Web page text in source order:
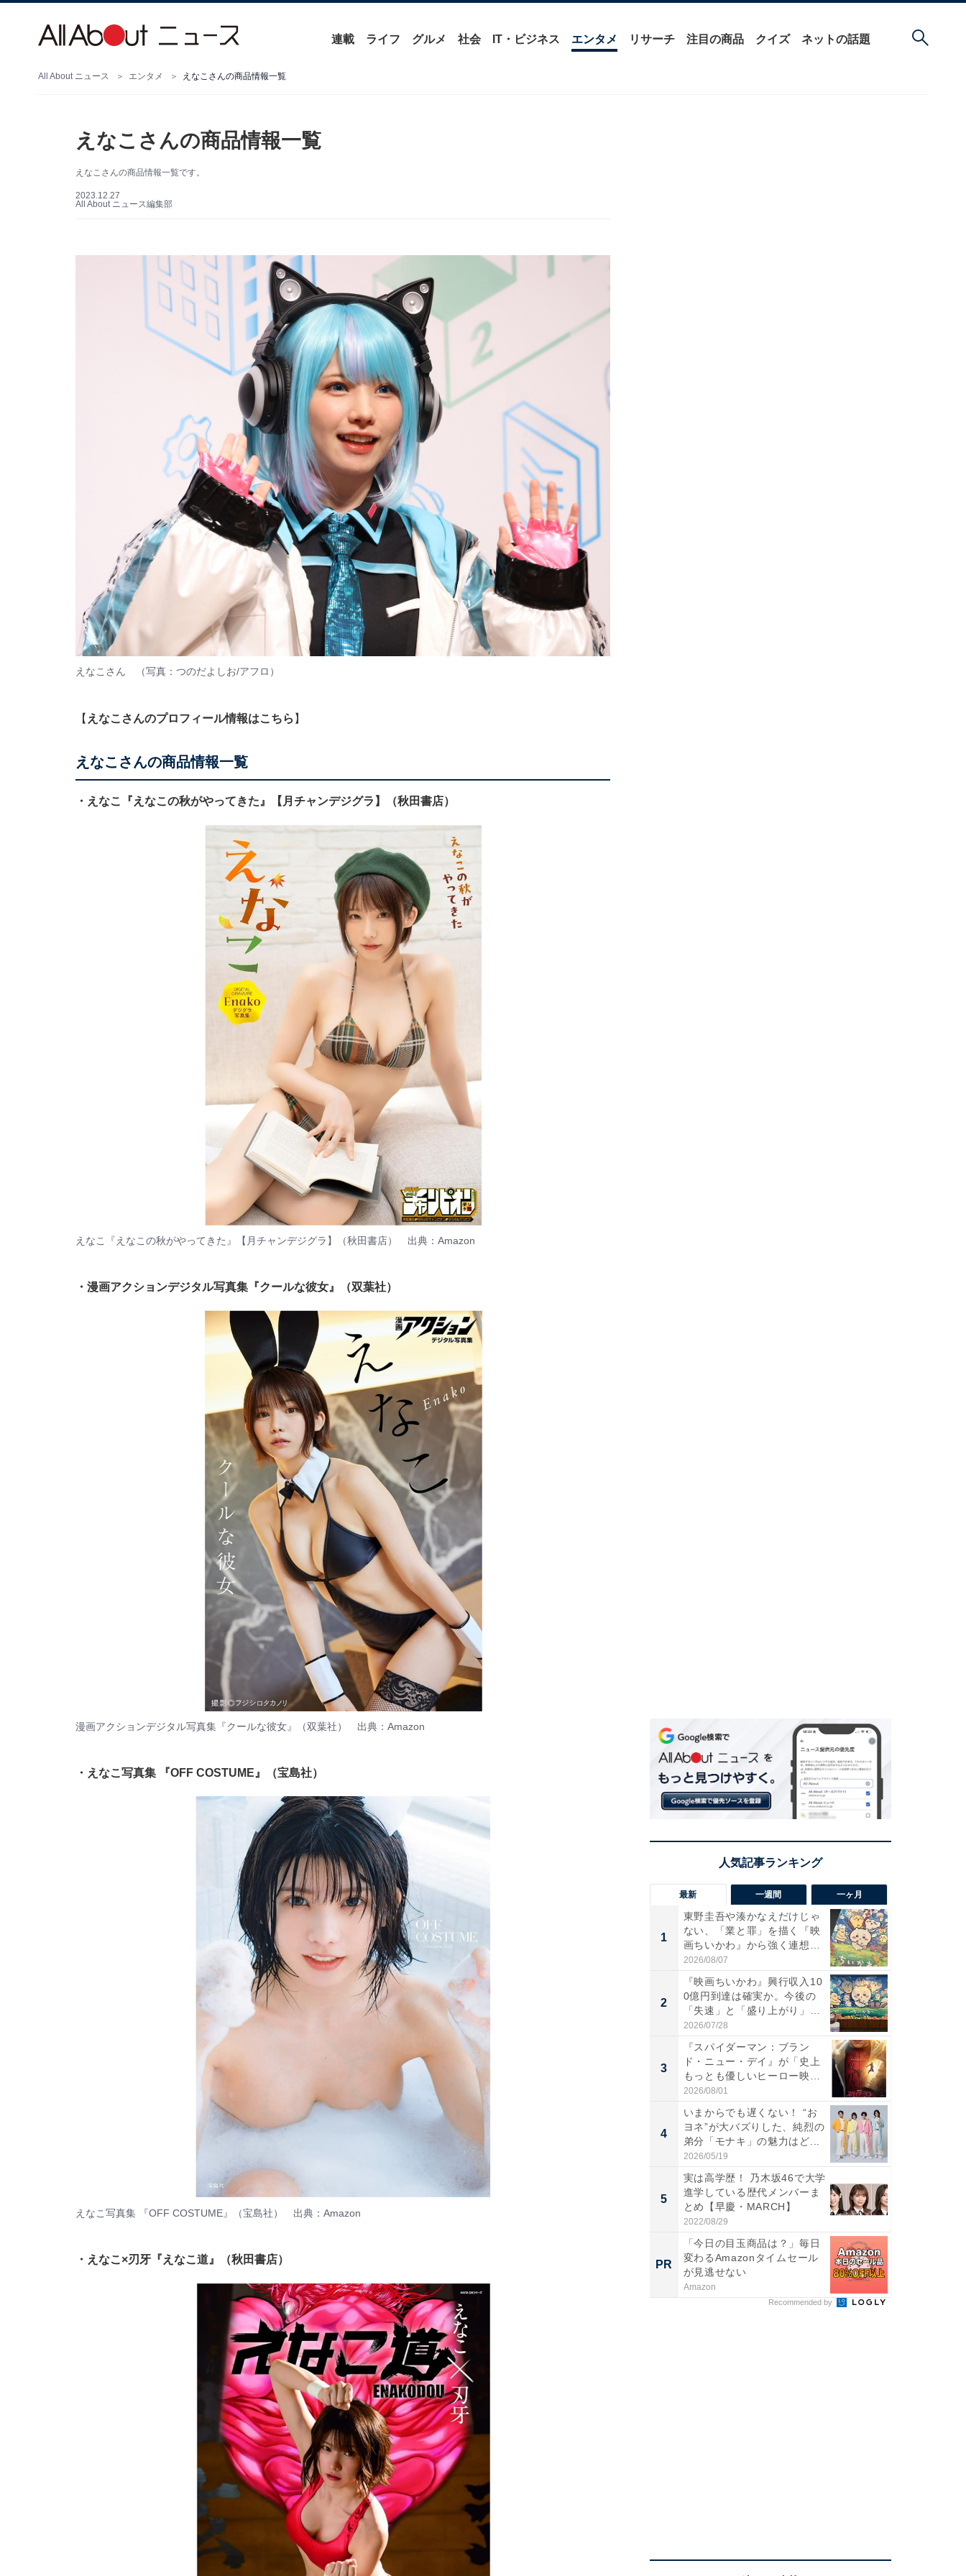
連載 ライフ グルメ 社会 IT・ビジネス エンタメ リサーチ 注目の商品 クイズ ネットの話題
All About ニュース エンタメ えなこさんの商品情報一覧
えなこさんの商品情報一覧
えなこさんの商品情報一覧です。
2023.12.27
All About ニュース編集部
えなこさん （写真：つのだよしお/アフロ）
【 えなこさんのプロフィール情報はこちら 】
えなこさんの商品情報一覧
・えなこ『えなこの秋がやってきた』【月チャンデジグラ】（秋田書店）
えなこ『えなこの秋がやってきた』【月チャンデジグラ】（秋田書店） 出典： Amazon
・漫画アクションデジタル写真集『クールな彼女』（双葉社）
漫画アクションデジタル写真集『クールな彼女』（双葉社） 出典： Amazon
・えなこ写真集 『OFF COSTUME』（宝島社）
えなこ写真集 『OFF COSTUME』（宝島社） 出典： Amazon
・えなこ×刃牙『えなこ道』（秋田書店）
最新 一週間 一ヶ月
1
東野圭吾や湊かなえだけじゃ
ない、「業と罪」を描く『映
画ちいかわ』から強く連想し
た...
2026/08/07
2
『映画ちいかわ』興行収入10
0億円到達は確実か。今後の
「失速」と「盛り上がり」
が...
2026/07/28
3
『スパイダーマン：ブラン
ド・ニュー・デイ』が「史上
もっとも優しいヒーロー映
画」に...
2026/08/01
4
いまからでも遅くない！ “お
ヨネ”が大バズりした、純烈の
弟分「モナキ」の魅力はど...
2026/05/19
5
実は高学歴！ 乃木坂46で大学
進学している歴代メンバーま
とめ【早慶・MARCH】
2022/08/29
PR
「今日の目玉商品は？」毎日
変わるAmazonタイムセール
が見逃せない
Amazon
Recommended by